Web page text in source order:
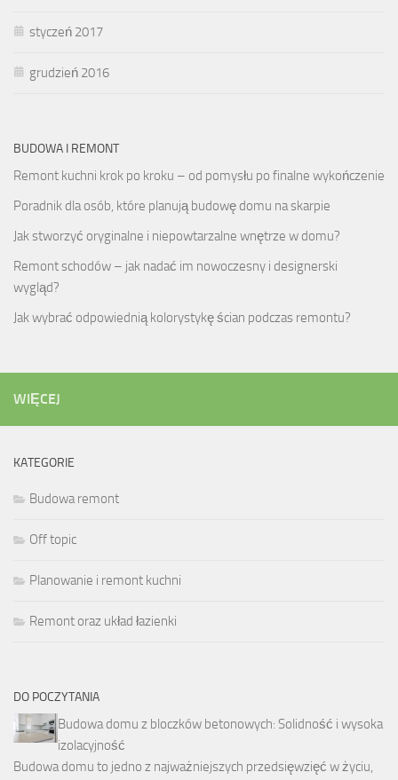
styczeń 2017
grudzień 2016
BUDOWA I REMONT
Remont kuchni krok po kroku – od pomysłu po finalne wykończenie
Poradnik dla osób, które planują budowę domu na skarpie
Jak stworzyć oryginalne i niepowtarzalne wnętrze w domu?
Remont schodów – jak nadać im nowoczesny i designerski
wygląd?
Jak wybrać odpowiednią kolorystykę ścian podczas remontu?
WIĘCEJ
KATEGORIE
Budowa remont
Off topic
Planowanie i remont kuchni
Remont oraz układ łazienki
DO POCZYTANIA
Budowa domu z bloczków betonowych: Solidność i wysoka
izolacyjność
Budowa domu to jedno z najważniejszych przedsięwzięć w życiu,